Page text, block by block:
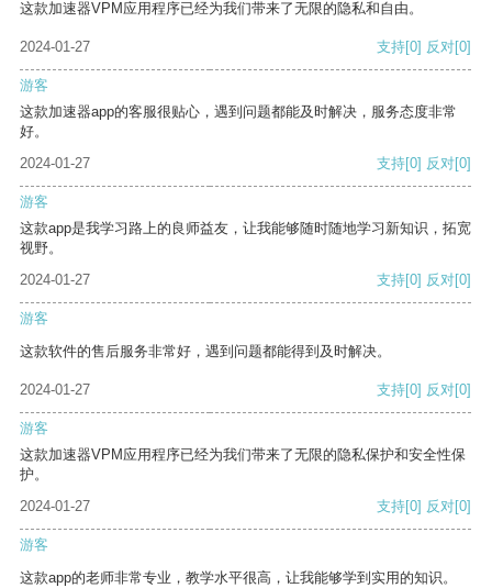
这款加速器VPM应用程序已经为我们带来了无限的隐私和自由。
2024-01-27 支持[0] 反对[0]
游客
这款加速器app的客服很贴心，遇到问题都能及时解决，服务态度非常
好。
2024-01-27
支持[0] 反对[0]
游客
这款app是我学习路上的良师益友，让我能够随时随地学习新知识，拓宽
视野。
2024-01-27
支持[0] 反对[0]
游客
这款软件的售后服务非常好，遇到问题都能得到及时解决。
2024-01-27 支持[0] 反对[0]
游客
这款加速器VPM应用程序已经为我们带来了无限的隐私保护和安全性保
护。
2024-01-27
支持[0] 反对[0]
游客
这款app的老师非常专业，教学水平很高，让我能够学到实用的知识。